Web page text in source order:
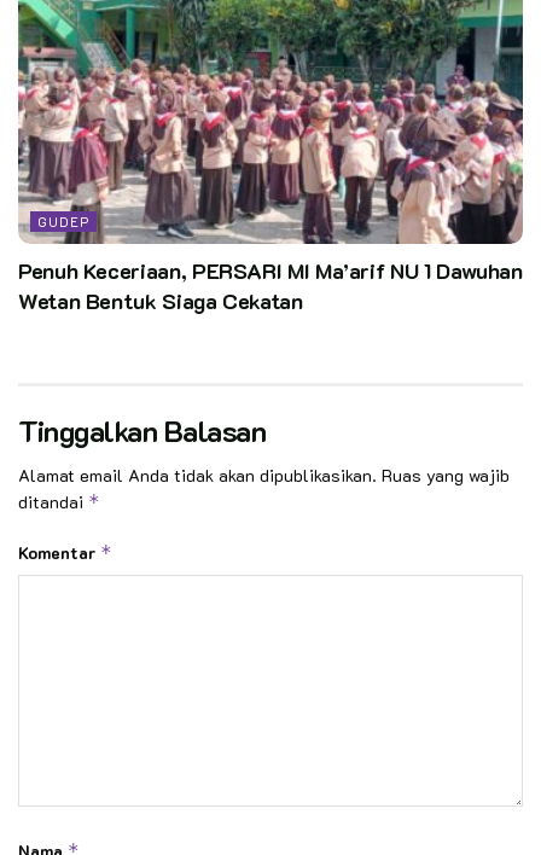
GUDEP
Penuh Keceriaan, PERSARI MI Ma’arif NU 1 Dawuhan
Wetan Bentuk Siaga Cekatan
Tinggalkan Balasan
Alamat email Anda tidak akan dipublikasikan. Ruas yang wajib
ditandai *
Komentar *
Nama *